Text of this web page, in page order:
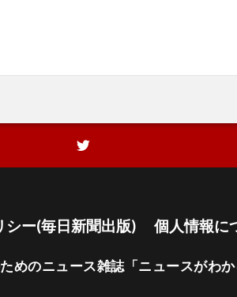
シー(毎日新聞出版) 個人情報に
めのニュース雑誌「ニュースがわか